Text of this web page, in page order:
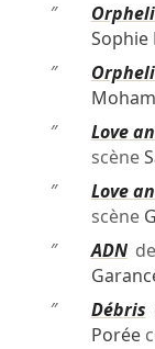
″
Sophie
″
″
Love
scène
″
Love
scène
″
ADNde
″
Débris
Porée